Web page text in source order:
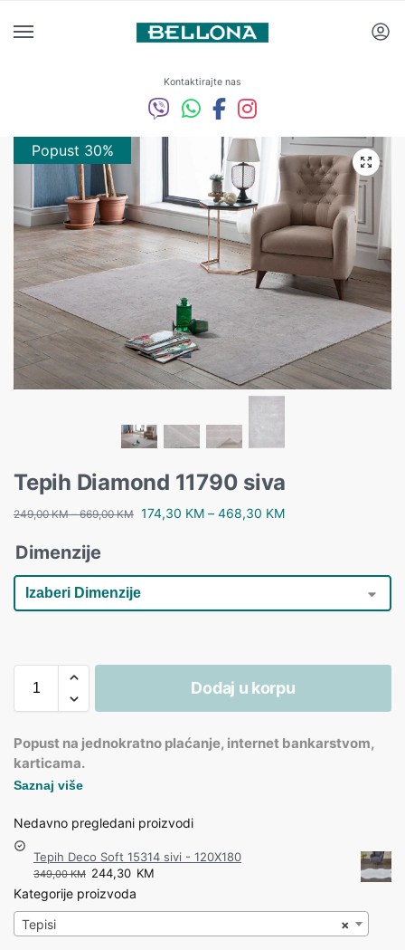
Kontaktirajte nas
Popust 30%
Tepih Diamond 11790 siva
249,00KM – 669,00KM 174,30 KM – 468,30 KM
Dimenzije
Dodaj u korpu
Popust na jednokratno plaćanje, internet bankarstvom,
karticama.
Saznaj više
Nedavno pregledani proizvodi
Tepih Deco Soft 15314 sivi - 120X180
349,00KM 244,30 KM
Kategorije proizvoda
×
Tepisi